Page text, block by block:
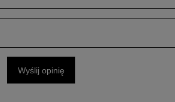
Wyślij opinię